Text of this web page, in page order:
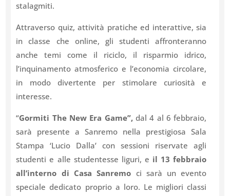
stalagmiti.
Attraverso quiz, attività pratiche ed interattive, sia
in classe che online, gli studenti affronteranno
anche temi come il riciclo, il risparmio idrico,
l’inquinamento atmosferico e l’economia circolare,
in modo divertente per stimolare curiosità e
interesse.
“Gormiti The New Era Game”,dal 4 al 6 febbraio,
sarà presente a Sanremo nella prestigiosa Sala
Stampa ‘Lucio Dalla’ con sessioni riservate agli
studenti e alle studentesse liguri, e il 13 febbraio
all’interno di Casa Sanremo ci sarà un evento
speciale dedicato proprio a loro. Le migliori classi